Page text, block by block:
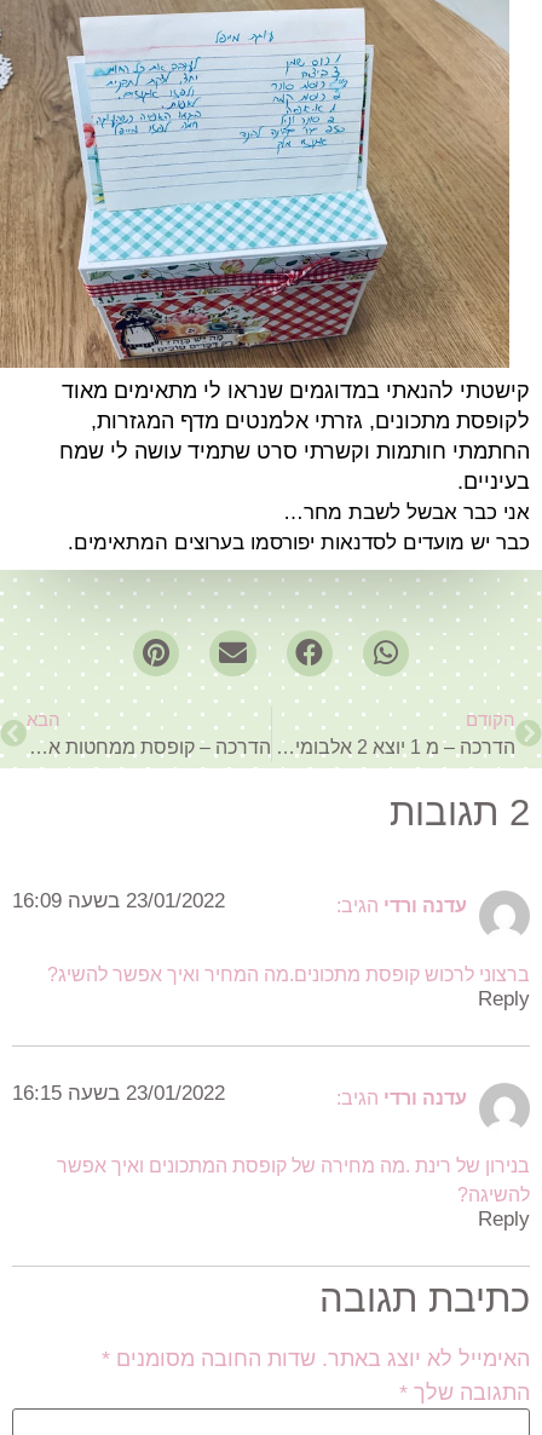
קישטתי להנאתי במדוגמים שנראו לי מתאימים מאוד
לקופסת מתכונים, גזרתי אלמנטים מדף המגזרות,
החתמתי חותמות וקשרתי סרט שתמיד עושה לי שמח
בעיניים.
אני כבר אבשל לשבת מחר…
כבר יש מועדים לסדנאות יפורסמו בערוצים המתאימים.
הקודם
הדרכה – מ 1 יוצא 2 אלבומי אקורדיון – חלק 2
הבא
הדרכה – קופסת ממחטות אף (ניר טואלט)
2 תגובות
עדנה ורדי הגיב: 23/01/2022 בשעה 16:09
ברצוני לרכוש קופסת מתכונים.מה המחיר ואיך אפשר להשיג?
Reply
עדנה ורדי הגיב: 23/01/2022 בשעה 16:15
בנירון של רינת .מה מחירה של קופסת המתכונים ואיך אפשר
להשיגה?
Reply
כתיבת תגובה
האימייל לא יוצג באתר. שדות החובה מסומנים *
התגובה שלך *